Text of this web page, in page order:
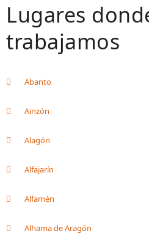
Lugares
trabajamos
Abanto
Ainzón
Alagón
Alfajarín
Alfamén
Alhama de Aragón